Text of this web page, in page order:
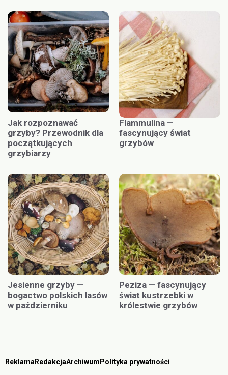
Jak rozpoznawać
grzyby? Przewodnik dla
początkujących
grzybiarzy
Flammulina —
fascynujący świat
grzybów
Jesienne grzyby —
bogactwo polskich lasów
w październiku
Peziza — fascynujący
świat kustrzebki w
królestwie grzybów
Reklama RedakcjaArchiwum Polityka prywatności